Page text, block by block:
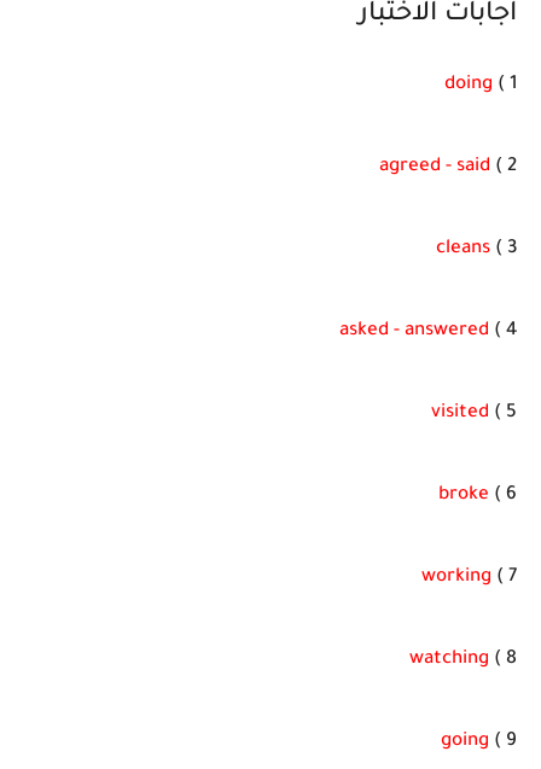
اجابات الاختبار
1 )
doing
2 )
agreed - said
3 )
cleans
4 )
5 )
visited
6 )
broke
7 )
working
8 )
watching
9 )
going